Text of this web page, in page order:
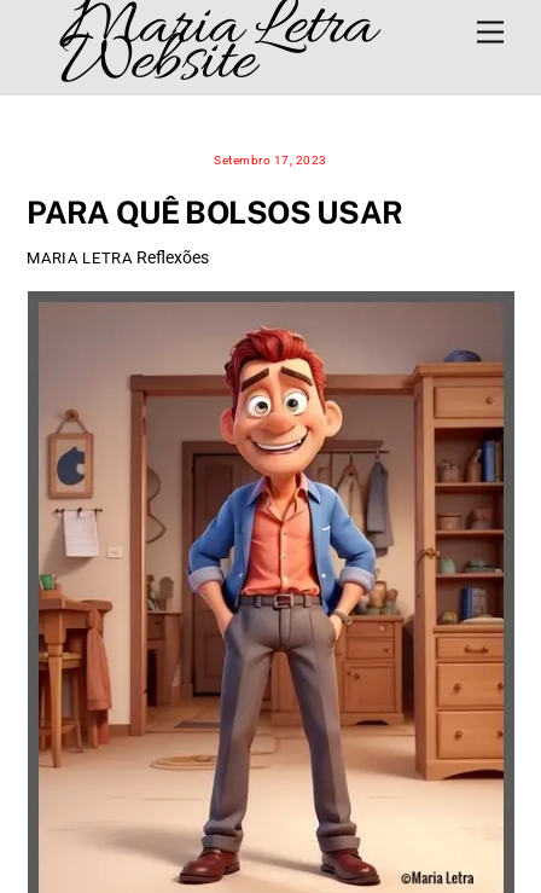
content
Maria Letra
Website
Setembro 17, 2023
PARA QUÊ BOLSOS USAR
MARIA LETRA Reflexões